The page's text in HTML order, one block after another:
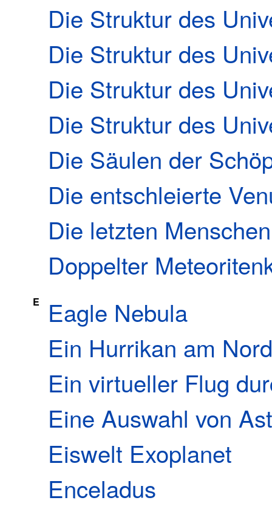
Die Struktur des
Die Struktur des
Die Struktur des
Die Struktur des
Die Säulen der
Die entschleierte
Die letzten
Doppelter
E
Eagle Nebula
Ein Hurrikan am
Ein virtueller Flug
Eine Auswahl von
Eiswelt Exoplanet
Enceladus